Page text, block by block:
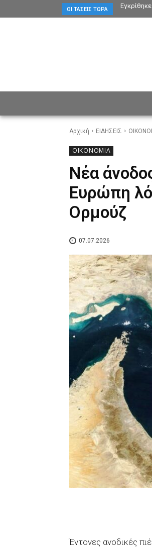
ΟΙ ΤΆΣΕΙΣ ΤΏΡΑ
Αρχική ΕΙΔΗΣΕΙΣ
ΟΙΚΟΝΟΜΙΑ
Νέα
Ευρώπη
Ορμούζ
07.07.2026
Έντονες ανοδικές